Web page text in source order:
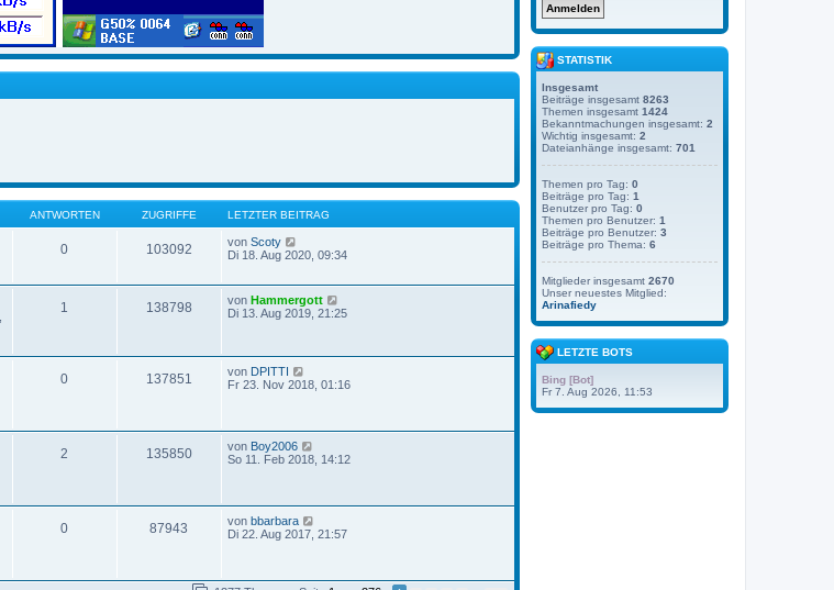
ANTWORTEN ZUGRIFFE LETZTER BEITRAG
0 103092 von Scoty
e
t
e
e
i
t
Di 18. Aug 2020, 09:34
1 138798 von Hammergott
e
e
r
i
r
Di 13. Aug 2019, 21:25
0 137851 von DPITTI
e
t
e
r
t
r
a
Fr 23. Nov 2018, 01:16
2 135850 von Boy2006
e
t
r
So 11. Feb 2018, 14:12
0 87943 von bbarbara
e
t
Di 22. Aug 2017, 21:57
STATISTIK
Insgesamt
Beiträge insgesamt 8263
Themen insgesamt 1424
Bekanntmachungen insgesamt: 2
Wichtig insgesamt: 2
Dateianhänge insgesamt: 701
Themen pro Tag: 0
Beiträge pro Tag: 1
Benutzer pro Tag: 0
Themen pro Benutzer: 1
Beiträge pro Benutzer: 3
Beiträge pro Thema: 6
Mitglieder insgesamt 2670
Unser neuestes Mitglied:
Arinafiedy
LETZTE BOTS
Bing [Bot]
Fr 7. Aug 2026, 11:53